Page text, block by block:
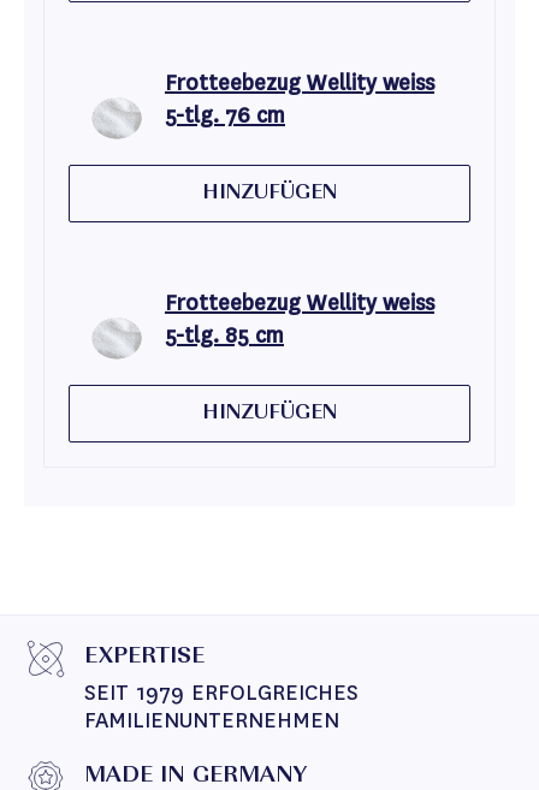
Frotteebezug Wellity weiss
5-tlg. 76 cm
HINZUFÜGEN
Frotteebezug Wellity weiss
5-tlg. 85 cm
HINZUFÜGEN
EXPERTISE
SEIT 1979 ERFOLGREICHES
FAMILIENUNTERNEHMEN
MADE IN GERMANY